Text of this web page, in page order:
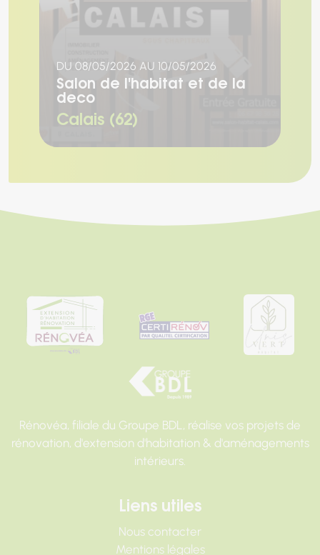
DU 08/05/2026 AU 10/05/2026
Salon de l'habitat et de la
deco
Calais (62)
Rénovéa, filiale du Groupe BDL, réalise vos projets de
rénovation, d'extension d'habitation & d'aménagements
intérieurs.
Liens utiles
Nous contacter
Mentions légales